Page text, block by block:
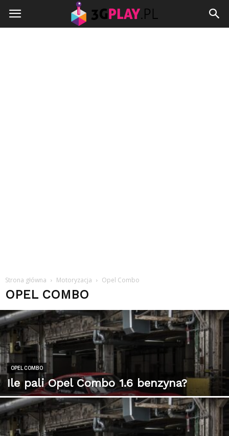
3gplay.pl
Strona główna Motoryzacja Opel Combo
OPEL COMBO
OPEL COMBO
Ile pali Opel Combo 1.6 benzyna?